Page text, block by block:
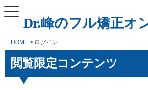
Dr.峰のフル矯正オ
HOME > ログイン
閲覧限定コンテンツ